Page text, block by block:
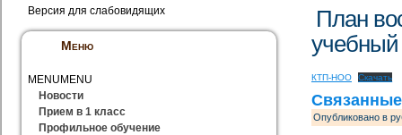
Версия для слабовидящих
Меню
MENU MENU
Новости
Прием в 1 класс
Профильное обучение
План
учебный
КТП-НОО Скачать
Опубликовано в